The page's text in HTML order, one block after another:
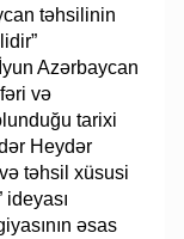
təhsilinin
Azərbaycan
və
tarixi
Heydər
təhsil xüsusi
əsas